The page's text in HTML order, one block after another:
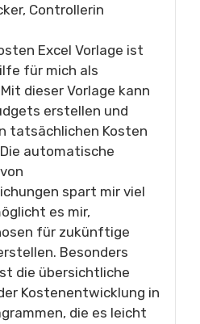
Controllerin
Excel Vorlage ist
für mich als
dieser Vorlage kann
erstellen und
tatsächlichen Kosten
automatische
spart mir viel
es mir,
für zukünftige
Besonders
die übersichtliche
Kostenentwicklung in
die es leicht